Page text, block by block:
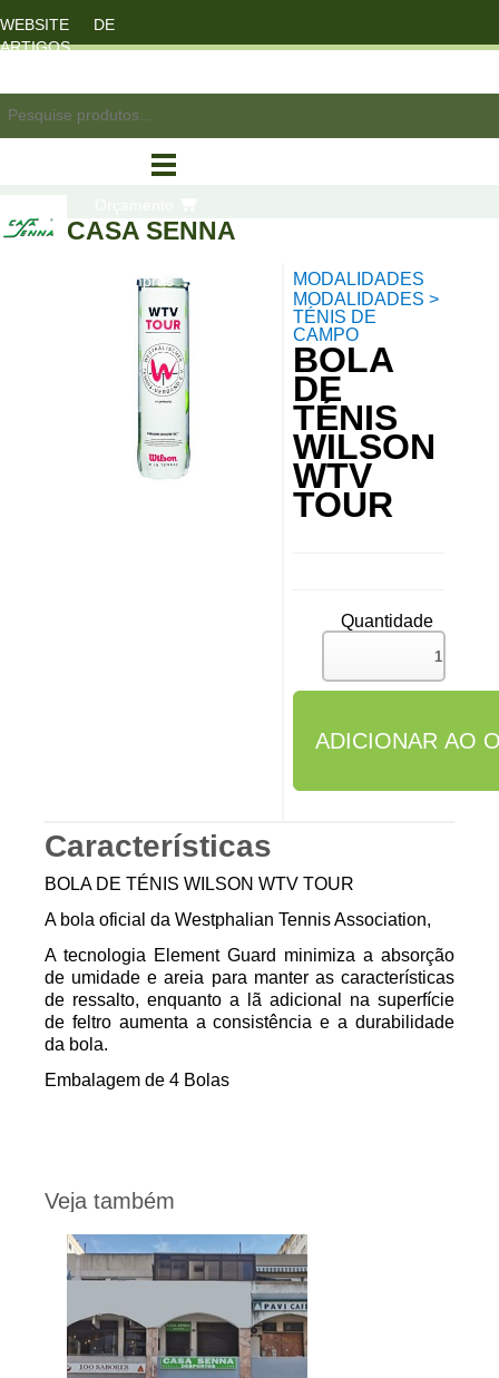
WEBSITE DE
ARTIGOS
compras
CASA SENNA
MODALIDADES
MODALIDADES >
TÉNIS DE
CAMPO
BOLA
DE
TÉNIS
WILSON
WTV
TOUR
Quantidade
Características
BOLA DE TÉNIS WILSON WTV TOUR
A bola oficial da Westphalian Tennis Association,
A tecnologia Element Guard minimiza a absorção
de umidade e areia para manter as características
de ressalto, enquanto a lã adicional na superfície
de feltro aumenta a consistência e a durabilidade
da bola.
Embalagem de 4 Bolas
Veja também